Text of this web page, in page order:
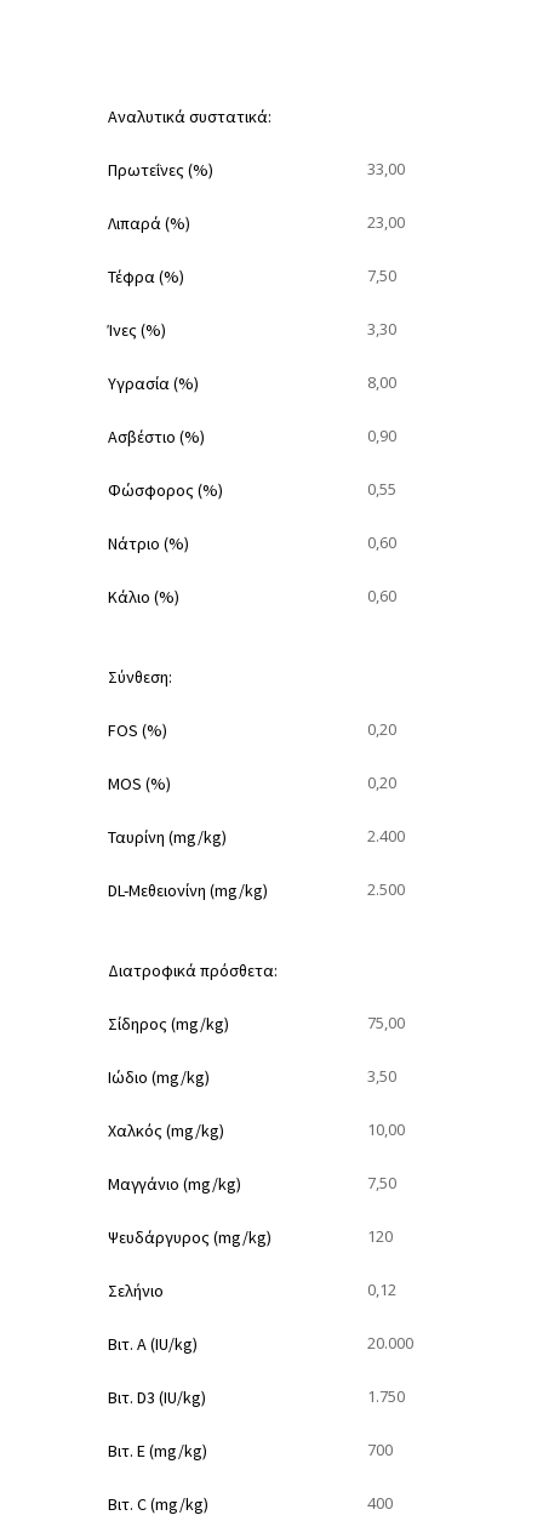
Αναλυτικά συστατικά:
Πρωτεΐνες (%) 33,00
Λιπαρά (%) 23,00
Τέφρα (%) 7,50
Ίνες (%) 3,30
Υγρασία (%) 8,00
Ασβέστιο (%) 0,90
Φώσφορος (%) 0,55
Νάτριο (%) 0,60
Κάλιο (%) 0,60
Σύνθεση:
FOS (%) 0,20
MOS (%) 0,20
Ταυρίνη (mg/kg) 2.400
DL-Μεθειονίνη (mg/kg) 2.500
Διατροφικά πρόσθετα:
Σίδηρος (mg/kg) 75,00
Ιώδιο (mg/kg) 3,50
Χαλκός (mg/kg) 10,00
Μαγγάνιο (mg/kg) 7,50
Ψευδάργυρος (mg/kg) 120
Σελήνιο 0,12
Βιτ. Α (IU/kg) 20.000
Βιτ. D3 (IU/kg) 1.750
Βιτ. Ε (mg/kg) 700
Βιτ. C (mg/kg) 400